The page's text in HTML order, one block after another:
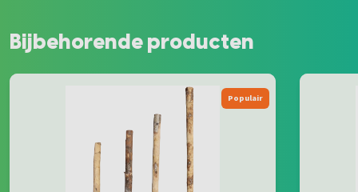
Bijbehorende producten
Populair